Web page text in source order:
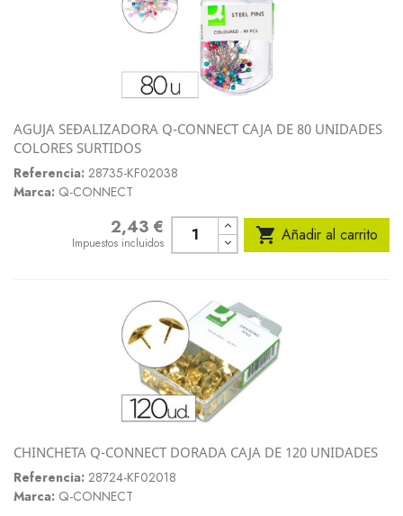
AGUJA SEÐALIZADORA Q-CONNECT CAJA DE 80 UNIDADES
COLORES SURTIDOS
Referencia: 28735-KF02038
Marca: Q-CONNECT
2,43 €
Impuestos incluidos  Añadir al carrito
CHINCHETA Q-CONNECT DORADA CAJA DE 120 UNIDADES
Referencia: 28724-KF02018
Marca: Q-CONNECT